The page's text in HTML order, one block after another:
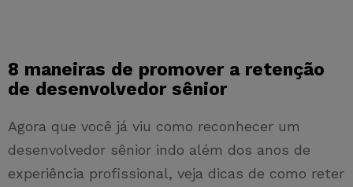
8 maneiras de promover a retenção
de desenvolvedor sênior
Agora que você já viu como reconhecer um
desenvolvedor sênior indo além dos anos de
experiência profissional, veja dicas de como reter